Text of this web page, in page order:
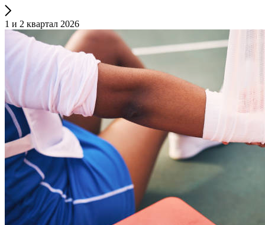
1 и 2 квартал 2026